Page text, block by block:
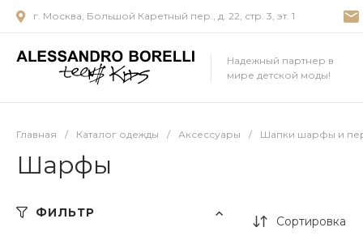
г. Москва, Большой Каретный пер., д. 22, стр. 3, эт. 1
Надежный партнер в
мире детской моды!
Главная / Каталог одежды / Аксессуары / Шапки шарфы и
Шарфы
ФИЛЬТР
Сортировка